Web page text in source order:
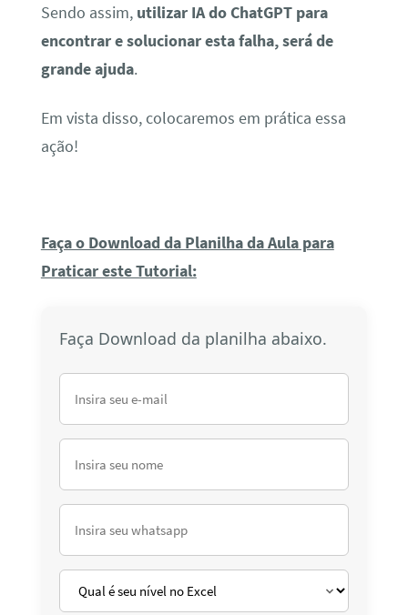
Sendo assim, utilizar IA do ChatGPT para
encontrar e solucionar esta falha, será de
grande ajuda.
Em vista disso, colocaremos em prática essa
ação!
Faça o Download da Planilha da Aula para
Praticar este Tutorial:
Faça Download da planilha abaixo.